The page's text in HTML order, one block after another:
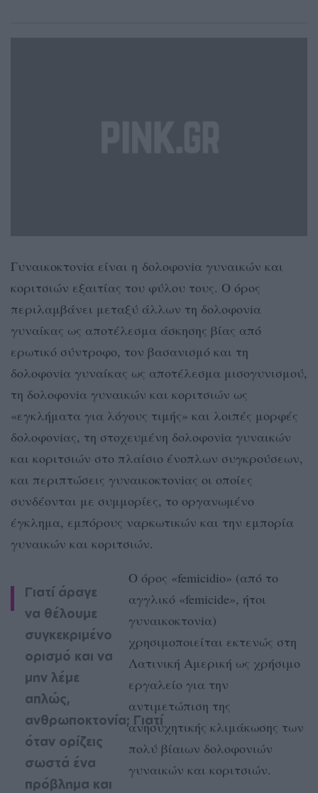
Γυναικοκτονiα είναι η δολοφονiα γυναικών και
κοριτσιών εξαιτίας του φύλου τους. Ο όρος
περιλαμβάνει μεταξύ άλλων τη δολοφονiα
γυναίκας ως αποτέλεσμα άσκησης βίας από
ερωτικό σύντροφο, τον βασανισμό και τη
δολοφονiα γυναίκας ως αποτέλεσμα μισογυνισμού,
τη δολοφονiα γυναικών και κοριτσιών ως
«εγκλήματα για λόγους τιμής» και λοιπές μορφές
δολοφονiας, τη στοχευμένη δολοφονiα γυναικών
και κοριτσιών στο πλαίσιο ένοπλων συγκρούσεων,
και περιπτώσεις γυναικοκτονiας οι οποίες
συνδέονται με συμμορίες, το οργανωμένο
έγκλημα, εμπόρους ναρκωτικών και την εμπορία
γυναικών και κοριτσιών.
Γιατί άραγε
να θέλουμε
συγκεκριμένο
ορισμό και να
μην λέμε
απλώς,
ανθρωποκτονία; Γιατί
όταν ορίζεις
σωστά ένα
πρόβλημα και
Ο όρος «femicidio» (από το
αγγλικό «femicide», ήτοι
γυναικοκτονiα)
χρησιμοποιείται εκτενώς στη
Λατινική Αμερική ως χρήσιμο
εργαλείο για την
αντιμετώπιση της
ανησυχητικής κλιμάκωσης των
πολύ βίαιων δολοφονιών
γυναικών και κοριτσιών.